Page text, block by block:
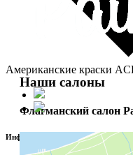
Наши салоны
Флагманский салон
Грунты
Затирки
Американские краски
Информация